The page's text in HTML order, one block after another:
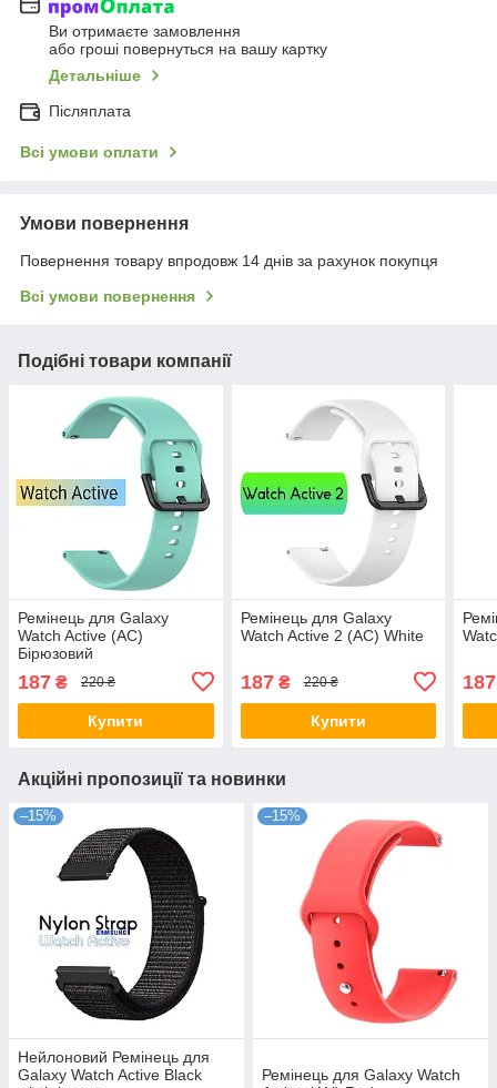
Ви отримаєте замовлення
або гроші повернуться на вашу картку
Детальніше
Післяплата
Всі умови оплати
Умови повернення
Повернення товару впродовж 14 днів за рахунок покупця
Всі умови повернення
Подібні товари компанії
Ремінець для Galaxy
Watch Active (AC)
Бірюзовий
187 ₴ 220 ₴
Купити
Ремінець для Galaxy
Watch Active 2 (AC) White
187₴ 220 ₴
Купити
187
Акційні пропозиції та новинки
–15%
Нейлоновий Ремінець для
Galaxy Watch Active Black
–15%
Ремінець для Galaxy Watch